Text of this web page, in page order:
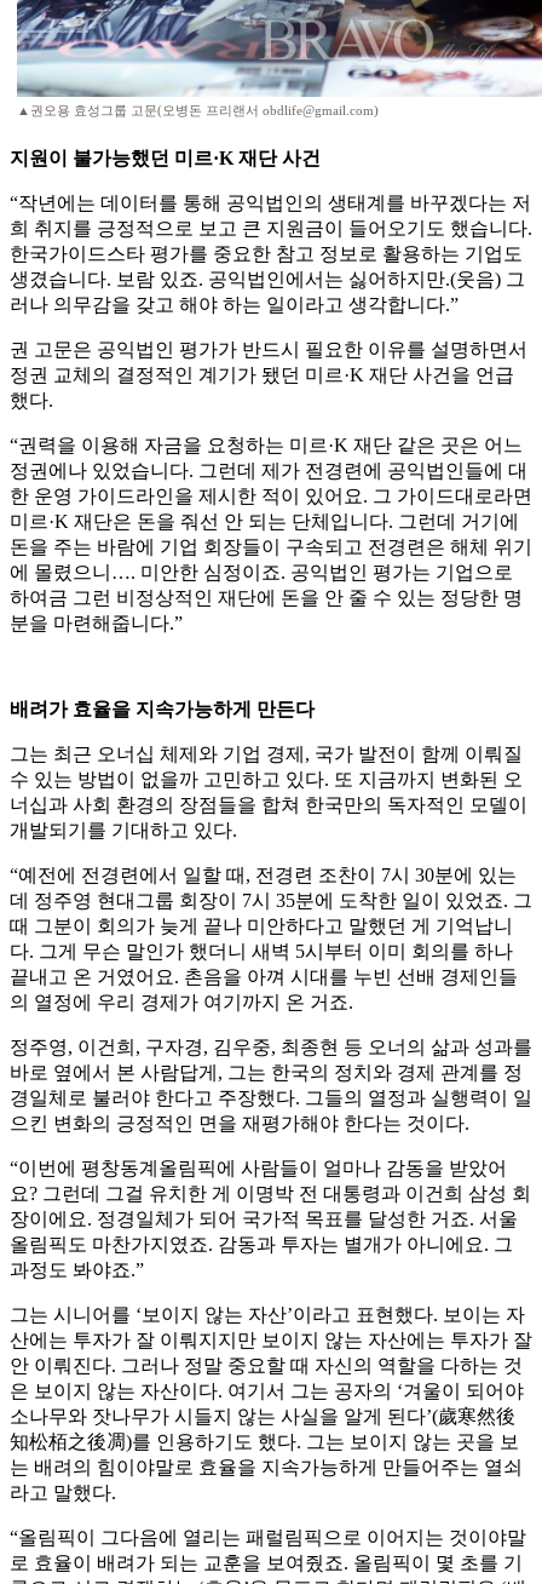
▲권오용 효성그룹 고문(오병돈 프리랜서 obdlife@gmail.com)
지원이 불가능했던 미르·K 재단 사건
“작년에는 데이터를 통해 공익법인의 생태계를 바꾸겠다는 저
희 취지를 긍정적으로 보고 큰 지원금이 들어오기도 했습니다.
한국가이드스타 평가를 중요한 참고 정보로 활용하는 기업도
생겼습니다. 보람 있죠. 공익법인에서는 싫어하지만.(웃음) 그
러나 의무감을 갖고 해야 하는 일이라고 생각합니다.”
권 고문은 공익법인 평가가 반드시 필요한 이유를 설명하면서
정권 교체의 결정적인 계기가 됐던 미르·K 재단 사건을 언급
했다.
“권력을 이용해 자금을 요청하는 미르·K 재단 같은 곳은 어느
정권에나 있었습니다. 그런데 제가 전경련에 공익법인들에 대
한 운영 가이드라인을 제시한 적이 있어요. 그 가이드대로라면
미르·K 재단은 돈을 줘선 안 되는 단체입니다. 그런데 거기에
돈을 주는 바람에 기업 회장들이 구속되고 전경련은 해체 위기
에 몰렸으니…. 미안한 심정이죠. 공익법인 평가는 기업으로
하여금 그런 비정상적인 재단에 돈을 안 줄 수 있는 정당한 명
분을 마련해줍니다.”
배려가 효율을 지속가능하게 만든다
그는 최근 오너십 체제와 기업 경제, 국가 발전이 함께 이뤄질
수 있는 방법이 없을까 고민하고 있다. 또 지금까지 변화된 오
너십과 사회 환경의 장점들을 합쳐 한국만의 독자적인 모델이
개발되기를 기대하고 있다.
“예전에 전경련에서 일할 때, 전경련 조찬이 7시 30분에 있는
데 정주영 현대그룹 회장이 7시 35분에 도착한 일이 있었죠. 그
때 그분이 회의가 늦게 끝나 미안하다고 말했던 게 기억납니
다. 그게 무슨 말인가 했더니 새벽 5시부터 이미 회의를 하나
끝내고 온 거였어요. 촌음을 아껴 시대를 누빈 선배 경제인들
의 열정에 우리 경제가 여기까지 온 거죠.
정주영, 이건희, 구자경, 김우중, 최종현 등 오너의 삶과 성과를
바로 옆에서 본 사람답게, 그는 한국의 정치와 경제 관계를 정
경일체로 불러야 한다고 주장했다. 그들의 열정과 실행력이 일
으킨 변화의 긍정적인 면을 재평가해야 한다는 것이다.
“이번에 평창동계올림픽에 사람들이 얼마나 감동을 받았어
요? 그런데 그걸 유치한 게 이명박 전 대통령과 이건희 삼성 회
장이에요. 정경일체가 되어 국가적 목표를 달성한 거죠. 서울
올림픽도 마찬가지였죠. 감동과 투자는 별개가 아니에요. 그
과정도 봐야죠.”
그는 시니어를 ‘보이지 않는 자산’이라고 표현했다. 보이는 자
산에는 투자가 잘 이뤄지지만 보이지 않는 자산에는 투자가 잘
안 이뤄진다. 그러나 정말 중요할 때 자신의 역할을 다하는 것
은 보이지 않는 자산이다. 여기서 그는 공자의 ‘겨울이 되어야
소나무와 잣나무가 시들지 않는 사실을 알게 된다’(歲寒然後
知松栢之後凋)를 인용하기도 했다. 그는 보이지 않는 곳을 보
는 배려의 힘이야말로 효율을 지속가능하게 만들어주는 열쇠
라고 말했다.
“올림픽이 그다음에 열리는 패럴림픽으로 이어지는 것이야말
로 효율이 배려가 되는 교훈을 보여줬죠. 올림픽이 몇 초를 기